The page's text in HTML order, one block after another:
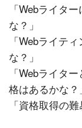
「Webライタ
な？」
「Webライテ
な？」
「Webライタ
格はあるかな？
「資格取得の